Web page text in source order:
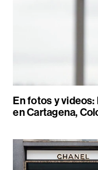
En fotos y videos:
en Cartagena,